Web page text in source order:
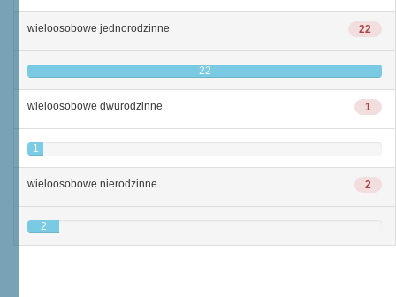
22
wieloosobowe jednorodzinne
22
1
wieloosobowe dwurodzinne
1
2
wieloosobowe nierodzinne
2